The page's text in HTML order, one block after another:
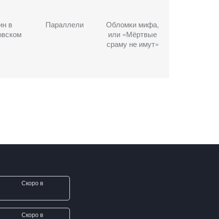
в
Параллели
Обломки мифа,
или «Мёртвые
сраму не имут»
Скоро в
Скоро в